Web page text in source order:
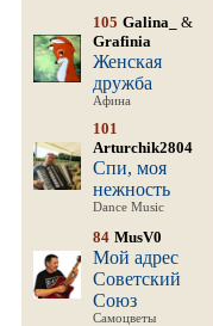
105 Galina_
&
Grafinia
Женская
дружба
Афина
101
Arturchik2804
Спи, моя
нежность
Dance Music
84 MusV0
Мой адрес
Советский
Союз
Самоцветы